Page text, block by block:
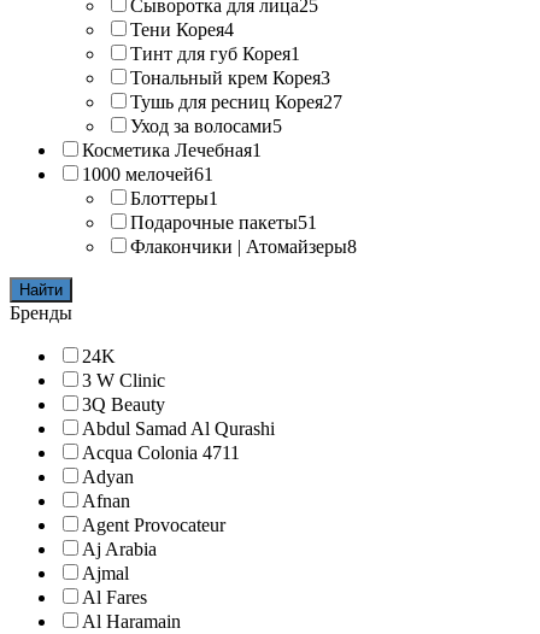
Сыворотка для лица25
Тени Корея4
Тинт для губ Корея1
Тональный крем Корея3
Тушь для ресниц Корея27
Уход за волосами5
Косметика Лечебная1
1000 мелочей61
Блоттеры1
Подарочные пакеты51
Флакончики | Атомайзеры8
Найти
Бренды
24K
3 W Clinic
3Q Beauty
Abdul Samad Al Qurashi
Acqua Colonia 4711
Adyan
Afnan
Agent Provocateur
Aj Arabia
Ajmal
Al Fares
Al Haramain